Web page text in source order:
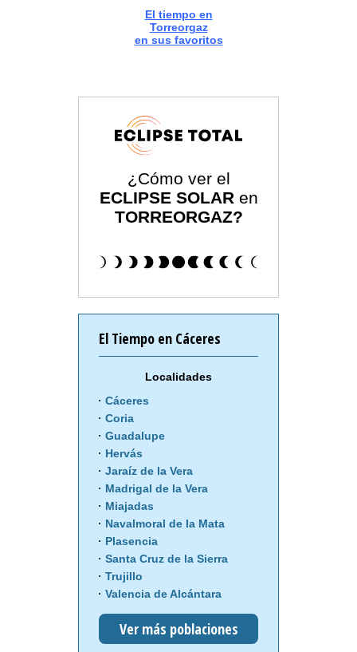
El tiempo en
Torreorgaz
en sus favoritos
¿Cómo ver el
ECLIPSE SOLAR en
TORREORGAZ?
El Tiempo en Cáceres
Localidades
Cáceres
Coria
Guadalupe
Hervás
Jaraíz de la Vera
Madrigal de la Vera
Miajadas
Navalmoral de la Mata
Plasencia
Santa Cruz de la Sierra
Trujillo
Valencia de Alcántara
Ver más poblaciones